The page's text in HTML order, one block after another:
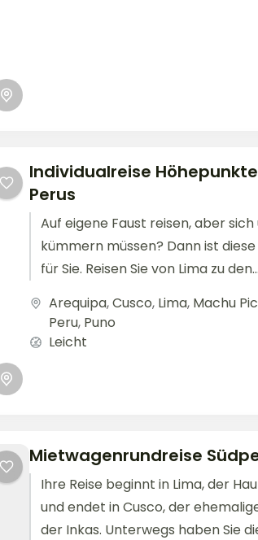
Individualreise
Perus
Auf eigene Faust reisen, aber
kümmern müssen? Dann ist
für Sie. Reisen Sie von Lima zu den
Arequipa,Cusco, Lima, Machu
Peru, Puno
Leicht
Mietwagenrundreise
Ihre Reise beginnt in Lima, der
und endet in Cusco, der
der Inkas. Unterwegs haben Sie